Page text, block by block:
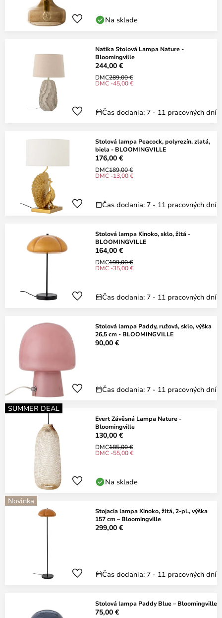
Na sklade
Natika Stolová Lampa Nature -
Bloomingville
244,00 €
DMC289,00 €
DMC -45,00 €
Čas dodania: 7 - 11 pracovných dní
Stolová lampa Peacock, polyrezín, zlatá,
biela - BLOOMINGVILLE
176,00 €
DMC189,00 €
DMC -13,00 €
Čas dodania: 7 - 11 pracovných dní
Stolová lampa Kinoko, sklo, žltá -
BLOOMINGVILLE
164,00 €
DMC199,00 €
DMC -35,00 €
Čas dodania: 7 - 11 pracovných dní
Stolová lampa Paddy, ružová, sklo, výška
26,5 cm - BLOOMINGVILLE
90,00 €
Čas dodania: 7 - 11 pracovných dní
SUMMER DEAL
Evert Závěsná Lampa Nature -
Bloomingville
130,00 €
DMC185,00 €
DMC -55,00 €
Na sklade
Novinka
Stojacia lampa Kinoko, žltá, 2-pl., výška
157 cm – Bloomingville
299,00 €
Čas dodania: 7 - 11 pracovných dní
Stolová lampa Paddy Blue – Bloomingville
75,00 €